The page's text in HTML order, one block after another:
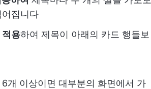
집니다
적용하여 제목이 아래의 카드 행들보
개 이상이면 대부분의 화면에서 가